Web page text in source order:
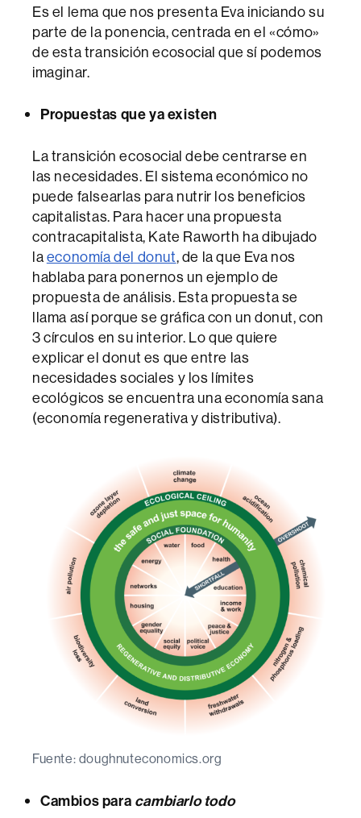
Es el lema que nos presenta Eva iniciando su
parte de la ponencia, centrada en el «cómo»
de esta transición ecosocial que sí podemos
imaginar.
Propuestas que ya existen
La transición ecosocial debe centrarse en
las necesidades. El sistema económico no
puede falsearlas para nutrir los beneficios
capitalistas. Para hacer una propuesta
contracapitalista, Kate Raworth ha dibujado
laeconomía del donut, de la que Eva nos
hablaba para ponernos un ejemplo de
propuesta de análisis. Esta propuesta se
llama así porque se gráfica con un donut, con
3 círculos en su interior. Lo que quiere
explicar el donut es que entre las
necesidades sociales y los límites
ecológicos se encuentra una economía sana
(economía regenerativa y distributiva).
Fuente: doughnuteconomics.org
Cambios para cambiarlo todo